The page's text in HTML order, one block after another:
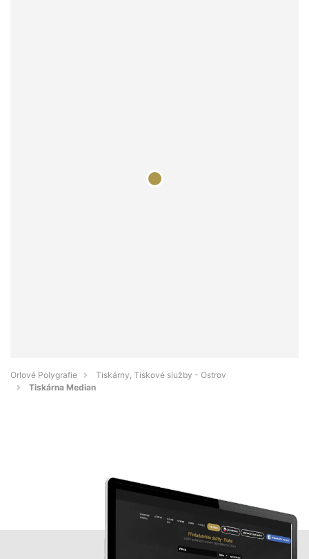
Orlové Polygrafie
Tiskárny, Tiskové služby - Ostrov
Tiskárna Median